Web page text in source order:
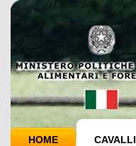
HOME CAVALLI